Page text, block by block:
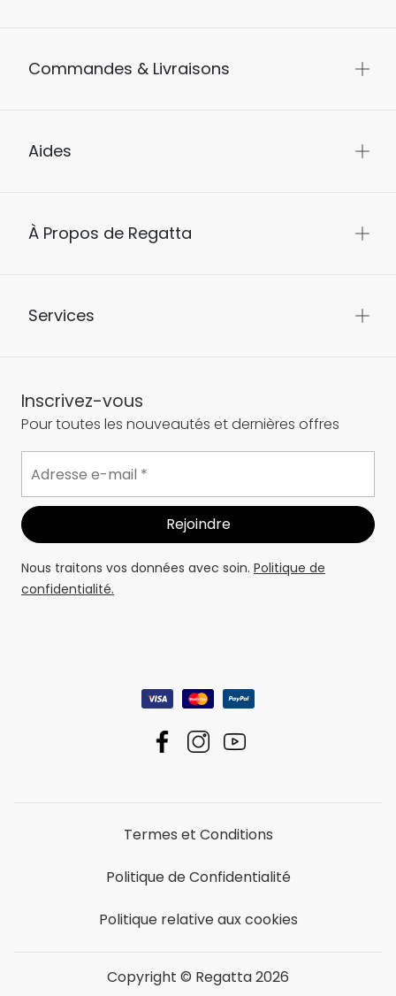
Commandes & Livraisons
Aides
À Propos de Regatta
Services
Inscrivez-vous
Pour toutes les nouveautés et dernières offres
Nous traitons vos données avec soin. Politique de
confidentialité.
Termes et Conditions
Politique de Confidentialité
Politique relative aux cookies
Copyright © Regatta 2026